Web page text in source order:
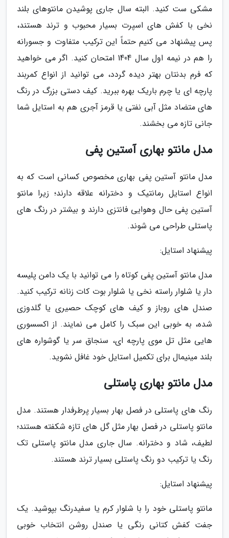
مشکی ست کنید. البته سال جاری پوشیدن مانتوهای بلند
نخی با کفش های اسپرت بسیار محبوب و ترند هستند،
پس پیشنهاد می کنیم حتماً این ترکیب متفاوت و جسورانه
را هم در نیمه اول سال 1404 امتحان کنید. اگر می خواهید
که فرم بدنتان بهتر دیده گردد، می توانید از انواع کمربند
پارچه ای یا چرم باریک بهره ببرید. کیف دستی بزرگ در رنگ
های متضاد مثل آبی نفتی یا قرمز آجری هم به استایل شما
جانی تازه می بخشند.
مدل مانتو بهاری آستین پفی
مدل مانتو آستین پفی بهاری مخصوص کسانی است که به
انواع استایل رمانتیک و دخترانه علاقه دارند؛ زیرا مانتو
آستین پفی حال وهوایی فانتزی دارند و بیشتر در رنگ های
پاستلی طراحی می شوند.
پیشنهاد استایل:
مدل مانتو آستین پفی کوتاه را می توانید با یک دامن پلیسه
دار یا شلوار راسته نخی یا شلوار بوت کات زنانه ترکیب کنید.
صندل های روباز و کیف های کوچک حصیری یا گلدوزی
شده، به خوبی این سبک را کامل می نمایند. از اکسسوری
هایی مثل تل موی پارچه ای، سنجاق سر یا گوشواره های
بلند مینیمال برای تکمیل استایل خود غافل نشوید.
مدل مانتو بهاری پاستلی
رنگ های پاستلی در فصل بهار بسیار پرطرفدار هستند. مدل
مانتو پاستلی در فصل بهار مثل گل های تازه شکفته هستند؛
لطیف، شاد و دخترانه. سال جاری مدل مانتو پاستلی تک
رنگ یا ترکیب دو رنگ پاستلی بسیار ترند هستند.
پیشنهاد استایل:
مانتو پاستلی خود را با شلوار کرم یا سفیدرنگ بپوشید. یک
جفت کفش کتانی رنگی یا صندل روشن انتخاب خوبی